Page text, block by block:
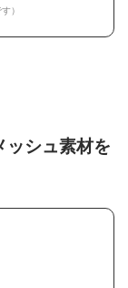
）
シュ素材を